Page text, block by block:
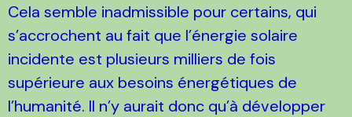
Cela semble inadmissible pour certains, qui
s’accrochent au fait que l’énergie solaire
incidente est plusieurs milliers de fois
supérieure aux besoins énergétiques de
l’humanité. Il n’y aurait donc qu’à développer